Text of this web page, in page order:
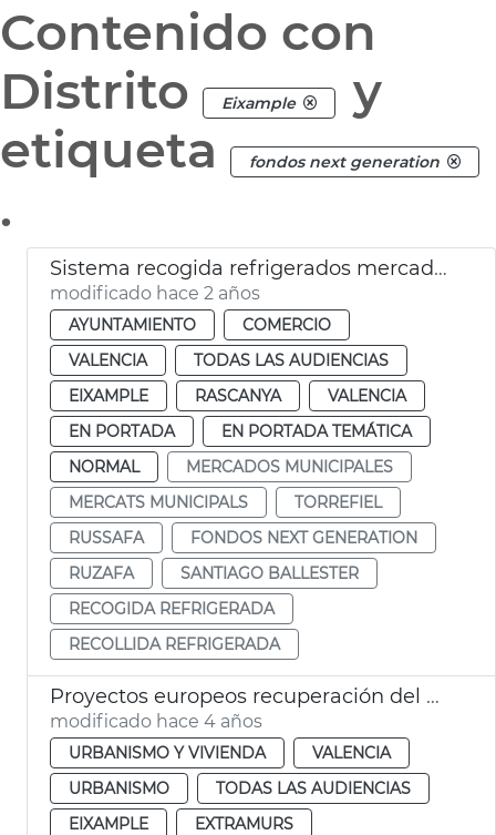
Contenido con
Distrito
Eixample
y
etiqueta
fondos next generation
.
Sistema recogida refrigerados mercados municipales
modificado hace 2 años
AYUNTAMIENTO
COMERCIO
VALENCIA
TODAS LAS AUDIENCIAS
EIXAMPLE
RASCANYA
VALENCIA
EN PORTADA
EN PORTADA TEMÁTICA
NORMAL
MERCADOS MUNICIPALES
MERCATS MUNICIPALS
TORREFIEL
RUSSAFA
FONDOS NEXT GENERATION
RUZAFA
SANTIAGO BALLESTER
RECOGIDA REFRIGERADA
RECOLLIDA REFRIGERADA
Proyectos europeos recuperación del espacio público
modificado hace 4 años
URBANISMO Y VIVIENDA
VALENCIA
URBANISMO
TODAS LAS AUDIENCIAS
EIXAMPLE
EXTRAMURS